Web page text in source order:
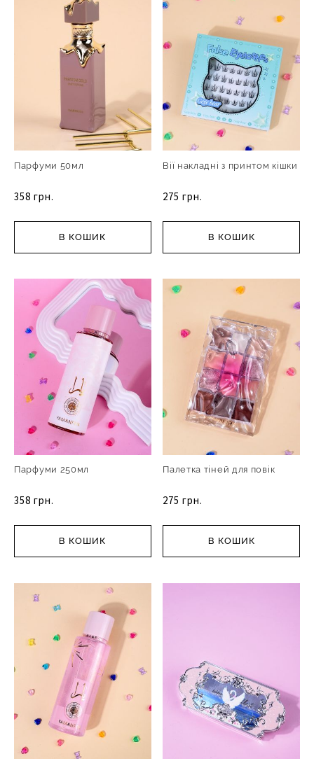
Парфуми 50мл
358 грн.
В КОШИК
Вії накладні з принтом кішки
275 грн.
В КОШИК
Парфуми 250мл
358 грн.
В КОШИК
Палетка тіней для повік
275 грн.
В КОШИК